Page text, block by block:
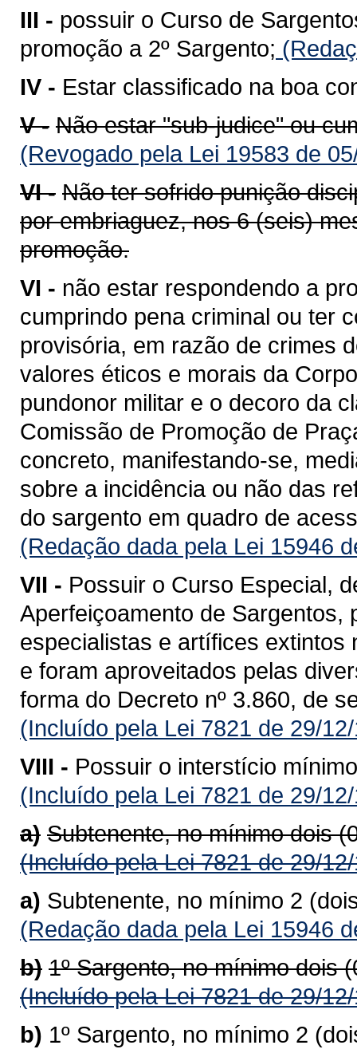
III - possuir o Curso de
promoção a 2º Sargento;
IV - Estar classificado na boa
V - Não estar "sub-judice" ou
(Revogado pela Lei 19583 de
VI - Não ter sofrido punição
por embriaguez, nos 6 (seis)
promoção.
VI - não estar respondendo a
cumprindo pena criminal ou ter
provisória, em razão de crimes
valores éticos e morais da
pundonor militar e o decoro da
Comissão de Promoção de
concreto, manifestando-se,
sobre a incidência ou não das
do sargento em quadro de
(Redação dada pela Lei 15946
VII - Possuir o Curso Especial,
Aperfeiçoamento de
especialistas e artífices extintos
e foram aproveitados pelas
forma do Decreto nº 3.860, de
(Incluído pela Lei 7821 de 29/
VIII - Possuir o interstício
(Incluído pela Lei 7821 de 29/
a) Subtenente, no mínimo dois
(Incluído pela Lei 7821 de 29/
a) Subtenente, no mínimo 2
(Redação dada pela Lei 15946
b) 1º Sargento, no mínimo dois
(Incluído pela Lei 7821 de 29/
b) 1º Sargento, no mínimo 2